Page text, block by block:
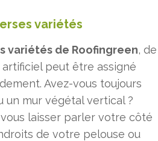
variétés
variétés de Roofingreen, de
peut être assigné
Avez-vous toujours
un mur végétal vertical ?
laisser parler votre côté
de votre pelouse ou